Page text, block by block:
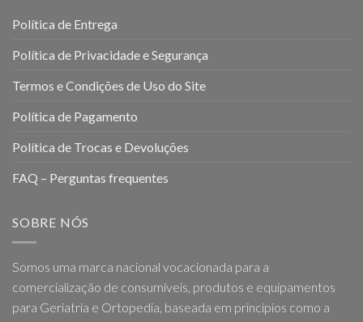
Política de Entrega
Política de Privacidade e Segurança
Termos e Condições de Uso do Site
Política de Pagamento
Política de Trocas e Devoluções
FAQ – Perguntas frequentes
SOBRE NÓS
Somos uma marca nacional vocacionada para a
comercialização de consumíveis, produtos e equipamentos
para Geriatria e Ortopedia, baseada em princípios como a